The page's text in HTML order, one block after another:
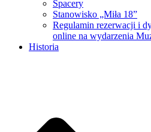
Spacery
Stanowisko „Miła 18”
Regulamin rezerwacji i
online na wydarzenia
Historia